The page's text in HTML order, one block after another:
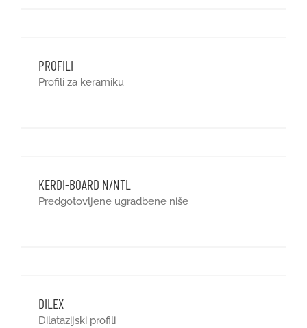
PROFILI
Profili za keramiku
KERDI-BOARD N/NTL
Predgotovljene ugradbene niše
DILEX
Dilatazijski profili